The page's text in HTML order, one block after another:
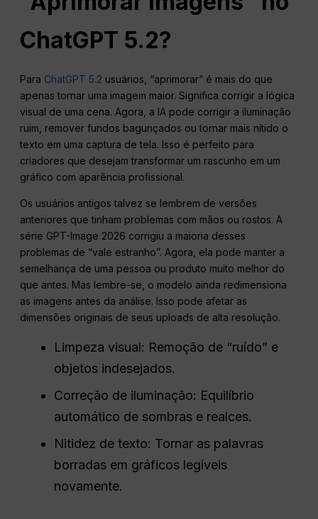
ChatGPT 5.2?
Para ChatGPT 5.2 usuários, “aprimorar” é mais do que
apenas tornar uma imagem maior. Significa corrigir a lógica
visual de uma cena. Agora, a IA pode corrigir a iluminação
ruim, remover fundos bagunçados ou tornar mais nítido o
texto em uma captura de tela. Isso é perfeito para
criadores que desejam transformar um rascunho em um
gráfico com aparência profissional.
Os usuários antigos talvez se lembrem de versões
anteriores que tinham problemas com mãos ou rostos. A
série GPT-Image 2026 corrigiu a maioria desses
problemas de “vale estranho”. Agora, ela pode manter a
semelhança de uma pessoa ou produto muito melhor do
que antes. Mas lembre-se, o modelo ainda redimensiona
as imagens antes da análise. Isso pode afetar as
dimensões originais de seus uploads de alta resolução.
Limpeza visual: Remoção de “ruído” e
objetos indesejados.
Correção de iluminação: Equilíbrio
automático de sombras e realces.
Nitidez de texto: Tornar as palavras
borradas em gráficos legíveis
novamente.